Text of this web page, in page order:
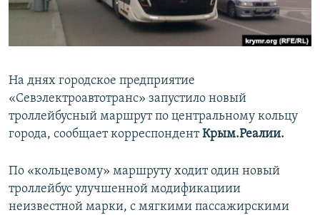
ПОБЕДИТЕЛЕЙ НЕ СУДЯТ?
КРЫМ.НЕПОКОРЕННЫЙ
УКРАИНСКАЯ ПРОБЛЕМА КРЫМА
ПРИСОЕДИНЯЙТЕСЬ!
Все сайты RFE/RL
На днях городское предприятие
«Севэлектроавтотранс» запустило новый
троллейбусный маршрут по центральному кольцу
города, сообщает корреспондентКрым.Реалии.
По «кольцевому» маршруту ходит один новый
троллейбус улучшенной модификациии
неизвестной марки, с мягкими пассажирскими